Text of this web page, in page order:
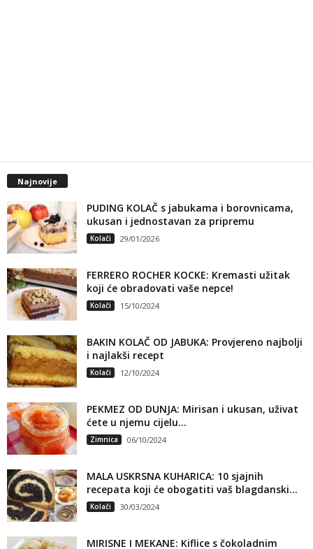
Najnovije
PUDING KOLAČ s jabukama i borovnicama,
ukusan i jednostavan za pripremu
Kolači 29/01/2026
FERRERO ROCHER KOCKE: Kremasti užitak
koji će obradovati vaše nepce!
Kolači 15/10/2024
BAKIN KOLAČ OD JABUKA: Provjereno najbolji
i najlakši recept
Kolači 12/10/2024
PEKMEZ OD DUNJA: Mirisan i ukusan, uživat
ćete u njemu cijelu...
Zimnica 06/10/2024
MALA USKRSNA KUHARICA: 10 sjajnih
recepata koji će obogatiti vaš blagdanski...
Kolači 30/03/2024
MIRISNE I MEKANE: Kiflice s čokoladnim